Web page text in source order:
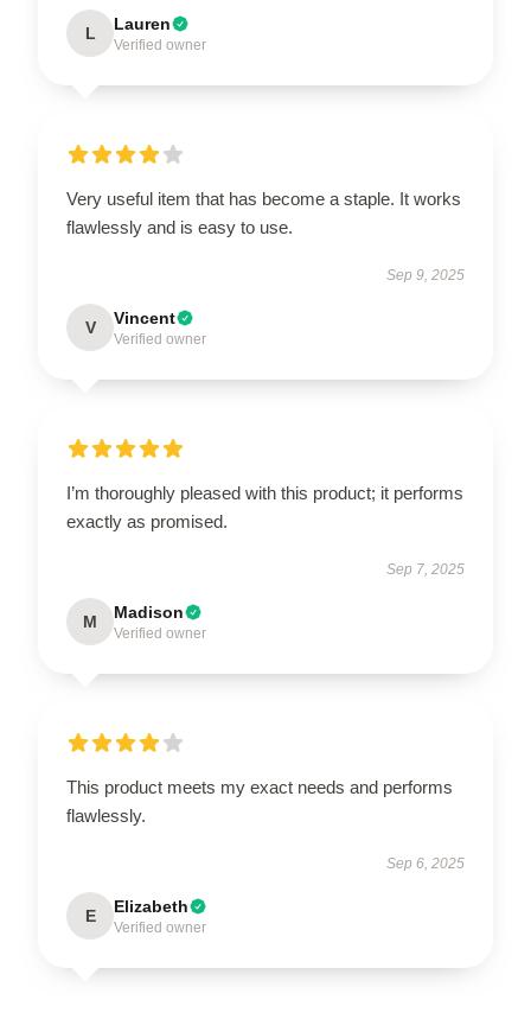
L Lauren
Verified owner
Very useful item that has become a staple. It works
flawlessly and is easy to use.
Sep 9, 2025
V Vincent
Verified owner
I’m thoroughly pleased with this product; it performs
exactly as promised.
Sep 7, 2025
M Madison
Verified owner
This product meets my exact needs and performs
flawlessly.
Sep 6, 2025
E Elizabeth
Verified owner